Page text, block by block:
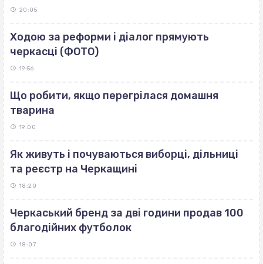
20:05
Ходою за реформи і діалог прямують
черкасці (ФОТО)
19:56
Що робити, якщо перегрілася домашня
тварина
19:00
Як живуть і почуваються виборці, дільниці
та реєстр на Черкащині
18:20
Черкаський бренд за дві години продав 100
благодійних футболок
18:07